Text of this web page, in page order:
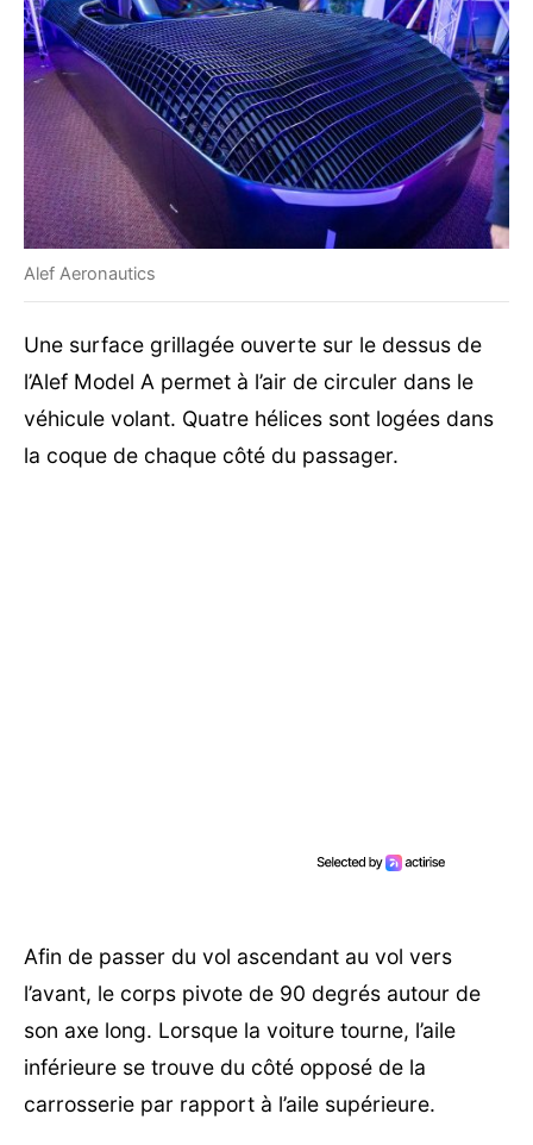
Alef Aeronautics
Une surface grillagée ouverte sur le dessus de
l’Alef Model A permet à l’air de circuler dans le
véhicule volant. Quatre hélices sont logées dans
la coque de chaque côté du passager.
Afin de passer du vol ascendant au vol vers
l’avant, le corps pivote de 90 degrés autour de
son axe long. Lorsque la voiture tourne, l’aile
inférieure se trouve du côté opposé de la
carrosserie par rapport à l’aile supérieure.